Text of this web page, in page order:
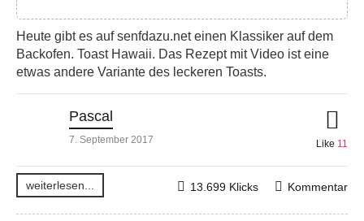
Heute gibt es auf senfdazu.net einen Klassiker auf dem
Backofen. Toast Hawaii. Das Rezept mit Video ist eine
etwas andere Variante des leckeren Toasts.
Pascal
7. September 2017 Like 11
weiterlesen... Kommentar
13.699 Klicks